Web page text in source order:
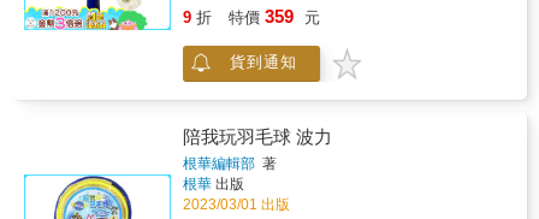
上手。 3. 彩虹網線增添兒童視覺吸引力。 4.
拋擊球遊戲可以發展幼兒手眼協調力並激發運
動潛能。 5. 快樂玩耍，增加親子互動。
9 折 特價 359 元
貨到通知
陪我玩羽毛球 波力
根華編輯部 著
根華 出版
2023/03/01 出版